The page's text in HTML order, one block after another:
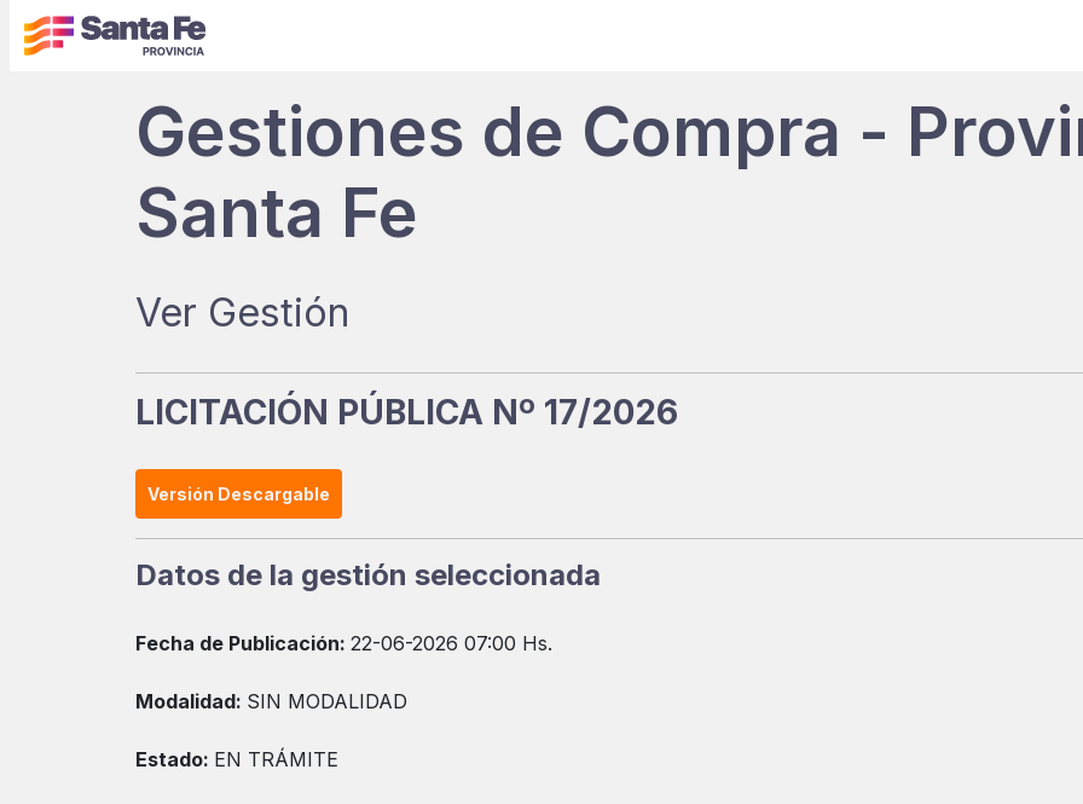
Gestiones de Compra -
Santa Fe
Ver Gestión
LICITACIÓN PÚBLICA Nº 17/2026
Versión Descargable
Datos de la gestión seleccionada
Fecha de Publicación: 22-06-2026 07:00 Hs.
Modalidad: SIN MODALIDAD
Estado: EN TRÁMITE